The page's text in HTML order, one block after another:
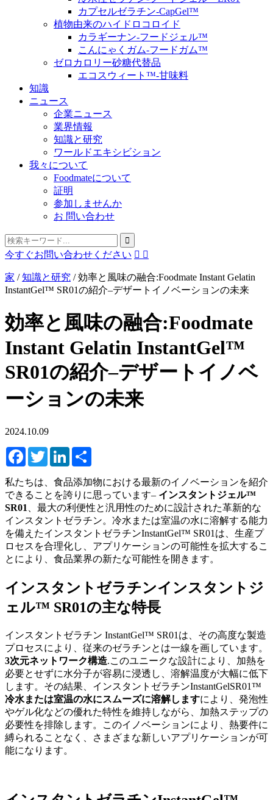
カプセルゼラチン-CapGel™
植物由来のハイドロコロイド
カラギーナン-フードジェル™
こんにゃくガム-フードガム™
ゼロカロリー砂糖代替品
エコスウィート™-甘味料
知識
ニュース
企業ニュース
業界情報
知識と研究
ワールドエキシビション
我々について
Foodmateについて
証明
参加しませんか
お 問い合わせ
今すぐお問い合わせください  
家 /知識と研究 /効率と風味の融合:Foodmate Instant Gelatin
InstantGel™ SR01の紹介–デザートイノベーションの未来
効率と風味の融合:Foodmate
Instant Gelatin InstantGel™
SR01の紹介–デザートイノベ
ーションの未来
2024.10.09
FacebookTwitterLinkedIn
私たちは、食品添加物における最新のイノベーションを紹介
できることを誇りに思っています– インスタントジェル™
SR01
、最大の利便性と汎用性のために設計された革新的な
インスタントゼラチン。冷水または室温の水に溶解する能力
を備えたインスタントゼラチンInstantGel™ SR01は、生産プ
ロセスを合理化し、アプリケーションの可能性を拡大するこ
とにより、食品業界の新たな可能性を開きます。
インスタントゼラチンインスタントジ
ェル™ SR01の主な特長
インスタントゼラチン InstantGel™ SR01は、その高度な製造
プロセスにより、従来のゼラチンとは一線を画しています。
3次元ネットワーク構造.このユニークな設計により、加熱を
必要とせずに水分子が容易に浸透し、溶解温度が大幅に低下
します。その結果、インスタントゼラチンInstantGelSR01™
冷水または室温の水にスムーズに溶解しますにより、発泡性
やゲル化などの優れた特性を維持しながら、加熱ステップの
必要性を排除します。このイノベーションにより、熱要件に
縛られることなく、さまざまな新しいアプリケーションが可
能になります。